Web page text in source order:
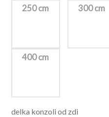
250 cm 300 cm
400 cm
delka konzoli od zdi